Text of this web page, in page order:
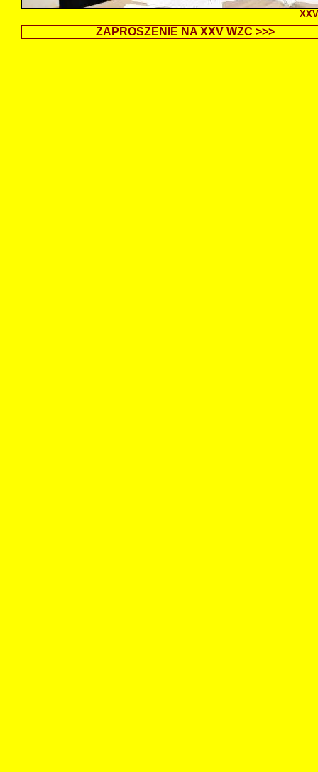
ZAPROSZENIE NA XXV WZC >>>